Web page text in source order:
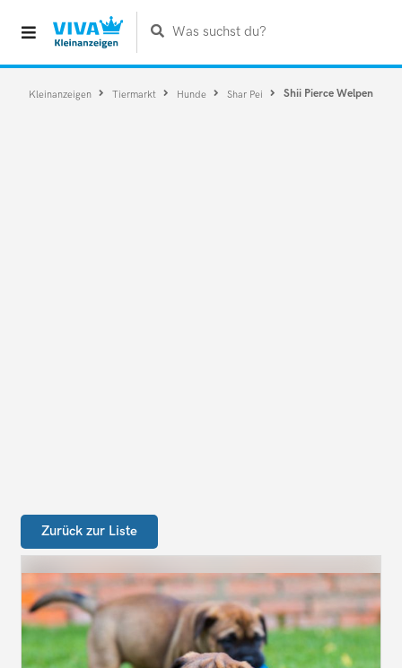
Was suchst du?
Kleinanzeigen Tiermarkt Hunde Shar Pei Shii Pierce Welpen
Zurück zur Liste